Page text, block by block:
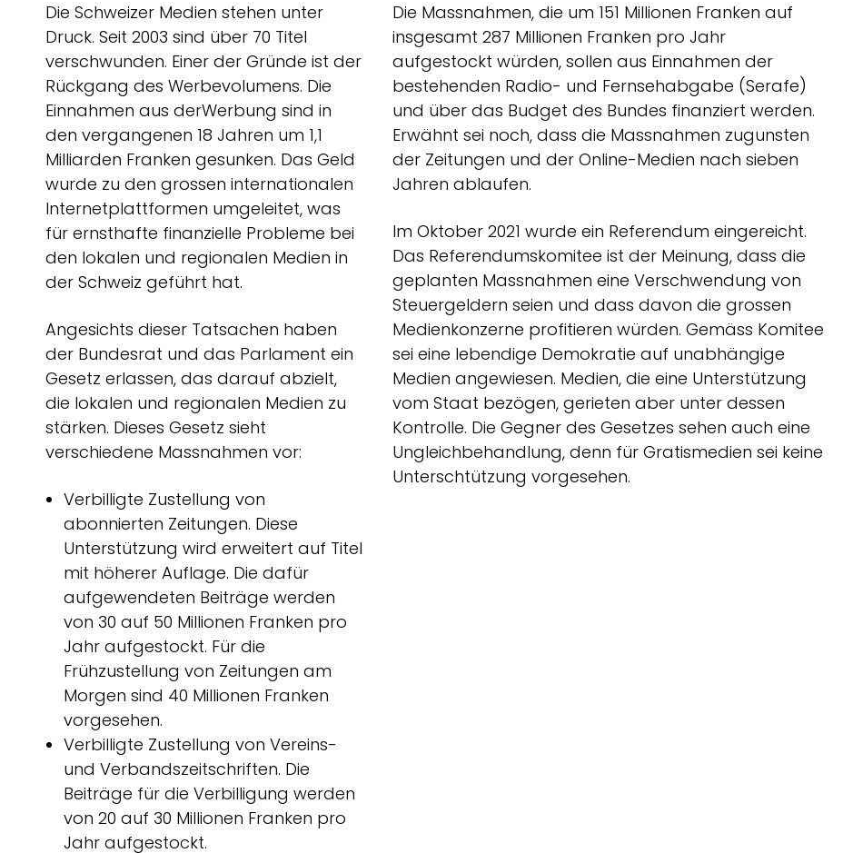
Die Schweizer Medien stehen unter
Druck. Seit 2003 sind über 70 Titel
verschwunden. Einer der Gründe ist der
Rückgang des Werbevolumens. Die
Einnahmen aus derWerbung sind in
den vergangenen 18 Jahren um 1,1
Milliarden Franken gesunken. Das Geld
wurde zu den grossen internationalen
Internetplattformen umgeleitet, was
für ernsthafte finanzielle Probleme bei
den lokalen und regionalen Medien in
der Schweiz geführt hat.
Angesichts dieser Tatsachen haben
der Bundesrat und das Parlament ein
Gesetz erlassen, das darauf abzielt,
die lokalen und regionalen Medien zu
stärken. Dieses Gesetz sieht
verschiedene Massnahmen vor:
Verbilligte Zustellung von
abonnierten Zeitungen. Diese
Unterstützung wird erweitert auf Titel
mit höherer Auflage. Die dafür
aufgewendeten Beiträge werden
von 30 auf 50 Millionen Franken pro
Jahr aufgestockt. Für die
Frühzustellung von Zeitungen am
Morgen sind 40 Millionen Franken
vorgesehen.
Verbilligte Zustellung von Vereins-
und Verbandszeitschriften. Die
Beiträge für die Verbilligung werden
von 20 auf 30 Millionen Franken pro
Jahr aufgestockt.
Die Massnahmen, die um 151 Millionen Franken auf
insgesamt 287 Millionen Franken pro Jahr
aufgestockt würden, sollen aus Einnahmen der
bestehenden Radio- und Fernsehabgabe (Serafe)
und über das Budget des Bundes finanziert werden.
Erwähnt sei noch, dass die Massnahmen zugunsten
der Zeitungen und der Online-Medien nach sieben
Jahren ablaufen.
Im Oktober 2021 wurde ein Referendum eingereicht.
Das Referendumskomitee ist der Meinung, dass die
geplanten Massnahmen eine Verschwendung von
Steuergeldern seien und dass davon die grossen
Medienkonzerne profitieren würden. Gemäss Komitee
sei eine lebendige Demokratie auf unabhängige
Medien angewiesen. Medien, die eine Unterstützung
vom Staat bezögen, gerieten aber unter dessen
Kontrolle. Die Gegner des Gesetzes sehen auch eine
Ungleichbehandlung, denn für Gratismedien sei keine
Unterschtützung vorgesehen.